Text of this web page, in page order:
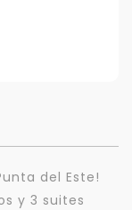
del Este!
y 3 suites